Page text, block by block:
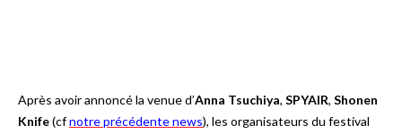
Après avoir annoncé la venue d’Anna Tsuchiya, SPYAIR, Shonen
Knife(cfnotre précédente news), les organisateurs du festival